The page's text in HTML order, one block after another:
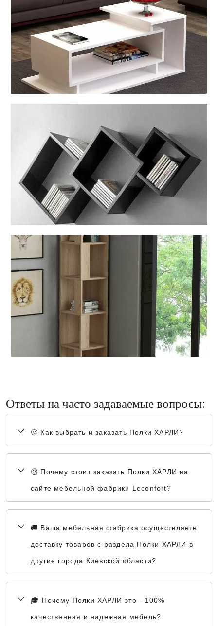
Ответы на часто задаваемые вопросы:
🤔 Как выбрать и заказать Полки ХАРЛИ?
🧐 Почему стоит заказать Полки ХАРЛИ на
сайте мебельной фабрики Leconfort?
🚚 Ваша мебельная фабрика осуществляете
доставку товаров с раздела Полки ХАРЛИ в
другие города Киевской области?
🎓 Почему Полки ХАРЛИ это - 100%
качественная и надежная мебель?